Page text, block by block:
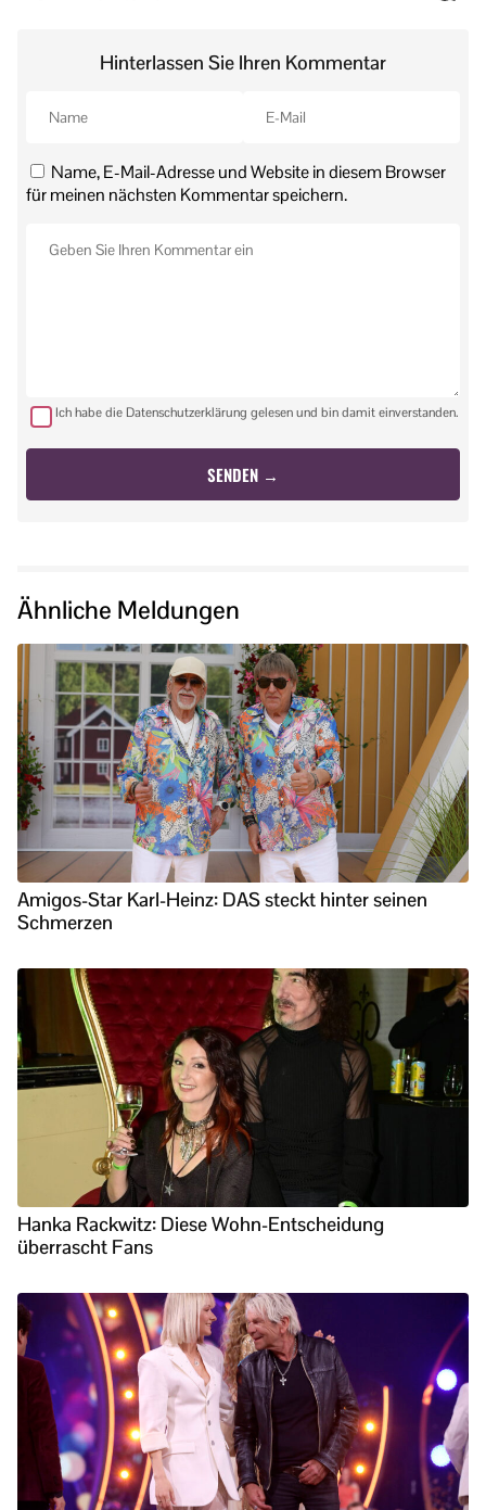
Hinterlassen Sie Ihren Kommentar
Name, E-Mail-Adresse und Website in diesem Browser
für meinen nächsten Kommentar speichern.
Ich habe die Datenschutzerklärung gelesen und bin damit einverstanden.
Ähnliche Meldungen
Amigos-Star Karl-Heinz: DAS steckt hinter seinen
Schmerzen
Hanka Rackwitz: Diese Wohn-Entscheidung
überrascht Fans